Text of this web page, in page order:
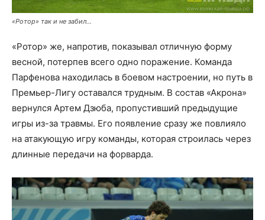
«Ротор» так и не забил…
«Ротор» же, напротив, показывал отличную форму
весной, потерпев всего одно поражение. Команда
Парфенова находилась в боевом настроении, но путь в
Премьер-Лигу оставался трудным. В состав «Акрона»
вернулся Артем Дзюба, пропустивший предыдущие
игры из-за травмы. Его появление сразу же повлияло
на атакующую игру команды, которая строилась через
длинные передачи на форварда.